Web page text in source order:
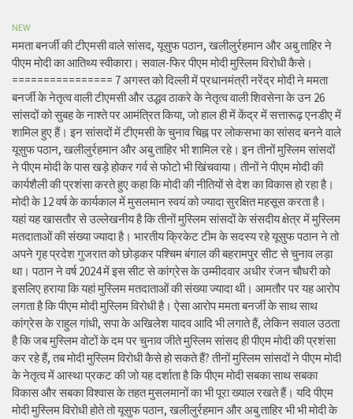
NEW
ममता बनर्जी की टीएमसी वाले सांसद, यूसुफ पठान, खलीलुर्रहमान और अबु ताहिर ने
पीएम मोदी का आतिथ्य स्वीकारा। सवाल-फिर पीएम मोदी मुस्लिम विरोधी कैसे।
================ 7 अगस्त को दिल्ली में प्रधानमंत्री नरेंद्र मोदी ने ममता
बनर्जी के नेतृत्व वाली टीएमसी और उद्धव ठाकरे के नेतृत्व वाली शिवसेना के उन 26
सांसदों को सुबह के नाश्ते पर आमंत्रित किया, जो हाल ही में केंद्र में सत्तारूढ़ एनडीए में
शामिल हुए हैं। इन सांसदों में टीएमसी के चुनाव चिह्न पर लोकसभा का सांसद बनने वाले
यूसुफ पठान, खलीलुर्रहमान और अबु ताहिर भी शामिल रहे। इन तीनों मुस्लिम सांसदों
ने पीएम मोदी के पास खड़े होकर गर्व से फोटो भी खिंचवाया। तीनों ने पीएम मोदी की
कार्यशैली की प्रशंसा करते हुए कहा कि मोदी की नीतियों से देश का विकास हो रहा है।
मोदी के 12 वर्ष के कार्यकाल में मुसलमान स्वयं को ज्यादा सुरक्षित महसूस करता है।
यहां यह खासतौर से उल्लेखनीय है कि तीनों मुस्लिम सांसदों के संसदीय क्षेत्र में मुस्लिम
मतदाताओं की संख्या ज्यादा है। भारतीय क्रिकेट टीम के सदस्य रहे यूसुफ पठान ने तो
अपने गृह प्रदेश गुजरात को छोड़कर पश्चिम बंगाल की बहरामपुर सीट से चुनाव लड़ा
था। पठान ने वर्ष 2024 में इस सीट से कांग्रेस के उम्मीदवार अधीर रंजन चौधरी को
इसलिए हराया कि यहां मुस्लिम मतदाताओं की संख्या ज्यादा थी। आमतौर पर यह आरोप
लगता है कि पीएम मोदी मुस्लिम विरोधी है। ऐसा आरोप ममता बनर्जी के साथ साथ
कांग्रेस के राहुल गांधी, सपा के अखिलेश यादव आदि भी लगाते हैं, लेकिन सवाल उठता
है कि जब मुस्लिम वोटों के दम पर चुनाव जीते मुस्लिम सांसद ही पीएम मोदी की प्रशंसा
कर रहे हैं, तब मोदी मुस्लिम विरोधी कैसे हो सकते हैं? तीनों मुस्लिम सांसदों ने पीएम मोदी
के नेतृत्व में आस्था प्रकट की जो यह दर्शाता है कि पीएम मोदी सबका साथ सबका
विकास और सबका विश्वास के तहत मुसलमानों का भी पूरा ख्याल रखते हैं। यदि पीएम
मोदी मुस्लिम विरोधी होते तो यूसुफ पठान, खलीलुर्रहमान और अबु ताहिर भी भी मोदी के